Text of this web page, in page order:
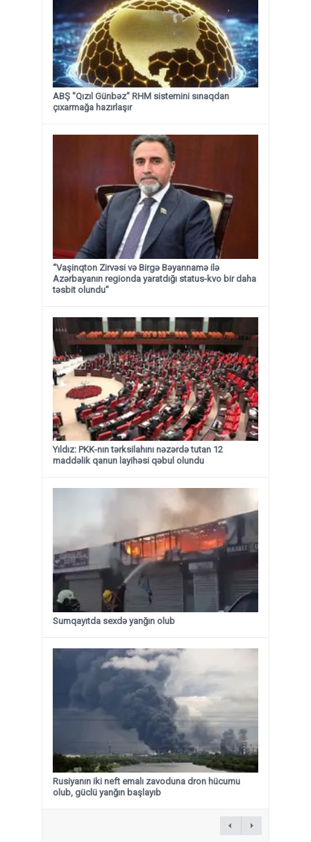
ABŞ "Qızıl Günbəz" RHM sistemini sınaqdan
çıxarmağa hazırlaşır
“Vaşinqton Zirvəsi və Birgə Bəyannamə ilə
Azərbayanın regionda yaratdığı status-kvo bir daha
təsbit olundu”
Yıldız: PKK-nın tərksilahını nəzərdə tutan 12
maddəlik qanun layihəsi qəbul olundu ​​​​​​​
Sumqayıtda sexdə yanğın olub
Rusiyanın iki neft emalı zavoduna dron hücumu
olub, güclü yanğın başlayıb